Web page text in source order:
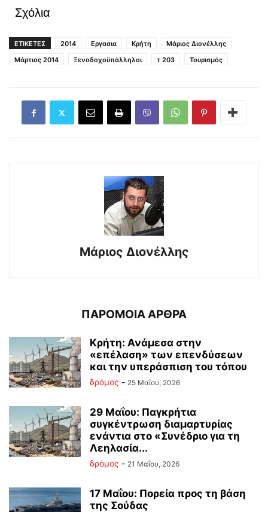
Σχόλια
ΕΤΙΚΕΤΕΣ 2014 Εργασια Κρήτη
Μάριος Διονέλλης
Μάρτιος 2014
Ξενοδοχοϋπάλληλοι τ 203 Τουρισμός
Μάριος Διονέλλης
ΠΑΡΟΜΟΙΑ ΑΡΘΡΑ
Κρήτη: Ανάμεσα στην
«επέλαση» των επενδύσεων
και την υπεράσπιση του τόπου
δρόμος - 25 Μαΐου, 2026
29 Μαΐου: Παγκρήτια
συγκέντρωση διαμαρτυρίας
ενάντια στο «Συνέδριο για τη
Λεηλασία...
δρόμος - 21 Μαΐου, 2026
17 Μαΐου: Πορεία προς τη βάση
της Σούδας